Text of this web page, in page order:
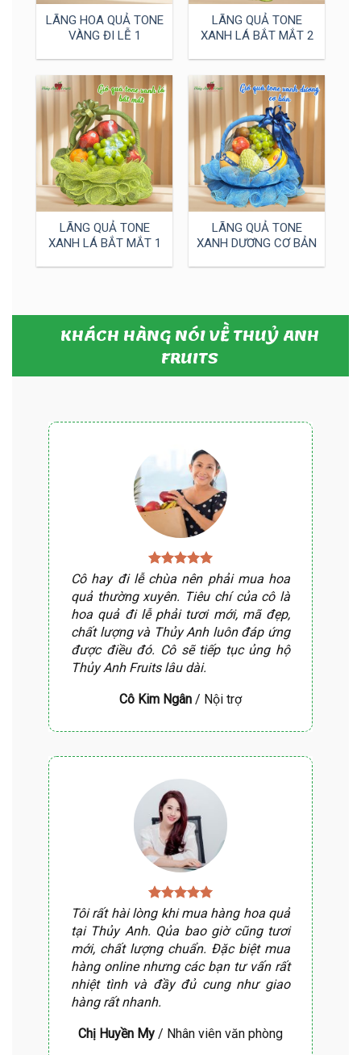
LÃNG HOA QUẢ TONE
VÀNG ĐI LỄ 1
LÃNG QUẢ TONE
XANH LÁ BẮT MẮT 2
LÃNG QUẢ TONE
XANH LÁ BẮT MẮT 1
LÃNG QUẢ TONE
XANH DƯƠNG CƠ BẢN
KHÁCH HÀNG NÓI VỀ THUỶ ANH
FRUITS
Cô hay đi lễ chùa nên phải mua hoa
quả thường xuyên. Tiêu chí của cô là
hoa quả đi lễ phải tươi mới, mã đẹp,
chất lượng và Thủy Anh luôn đáp ứng
được điều đó. Cô sẽ tiếp tục ủng hộ
Thủy Anh Fruits lâu dài.
Cô Kim Ngân / Nội trợ
Tôi rất hài lòng khi mua hàng hoa quả
tại Thủy Anh. Qủa bao giờ cũng tươi
mới, chất lượng chuẩn. Đặc biệt mua
hàng online nhưng các bạn tư vấn rất
nhiệt tình và đầy đủ cung như giao
hàng rất nhanh.
Chị Huyền My / Nhân viên văn phòng